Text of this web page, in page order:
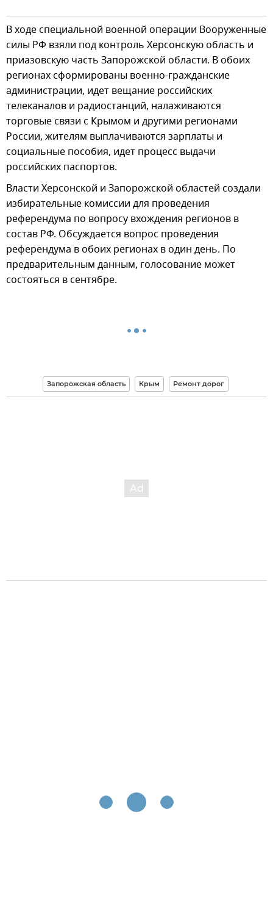
В ходе специальной военной операции Вооруженные
силы РФ взяли под контроль Херсонскую область и
приазовскую часть Запорожской области. В обоих
регионах сформированы военно-гражданские
администрации, идет вещание российских
телеканалов и радиостанций, налаживаются
торговые связи с Крымом и другими регионами
России, жителям выплачиваются зарплаты и
социальные пособия, идет процесс выдачи
российских паспортов.
Власти Херсонской и Запорожской областей создали
избирательные комиссии для проведения
референдума по вопросу вхождения регионов в
состав РФ. Обсуждается вопрос проведения
референдума в обоих регионах в один день. По
предварительным данным, голосование может
состояться в сентябре.
Запорожская область Крым Ремонт дорог